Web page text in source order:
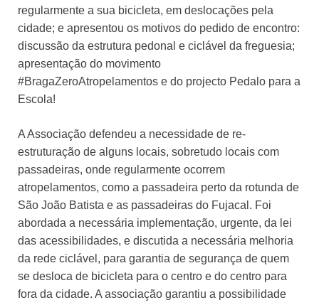
regularmente a sua bicicleta, em deslocações pela
cidade; e apresentou os motivos do pedido de encontro:
discussão da estrutura pedonal e ciclável da freguesia;
apresentação do movimento
#BragaZeroAtropelamentos e do projecto Pedalo para a
Escola!
A Associação defendeu a necessidade de re-
estruturação de alguns locais, sobretudo locais com
passadeiras, onde regularmente ocorrem
atropelamentos, como a passadeira perto da rotunda de
São João Batista e as passadeiras do Fujacal. Foi
abordada a necessária implementação, urgente, da lei
das acessibilidades, e discutida a necessária melhoria
da rede ciclável, para garantia de segurança de quem
se desloca de bicicleta para o centro e do centro para
fora da cidade. A associação garantiu a possibilidade